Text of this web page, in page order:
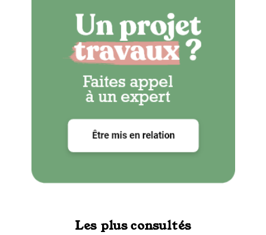
Les plus consultés